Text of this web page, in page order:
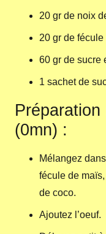
20 gr de noix
20 gr de
60 gr de sucre
1 sachet de
(0mn) :
Mélangez
fécule de
de coco.
Ajoutez l’oeuf.